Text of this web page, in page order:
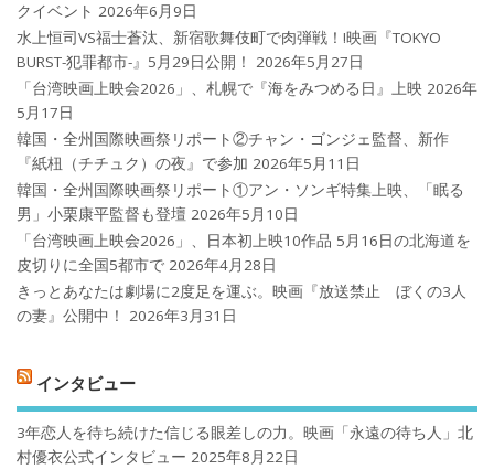
クイベント 2026年6月9日
水上恒司VS福士蒼汰、新宿歌舞伎町で肉弾戦！!映画『TOKYO
BURST-犯罪都市-』5月29日公開！
2026年5月27日
「台湾映画上映会2026」、札幌で『海をみつめる日』上映 2026年
5月17日
韓国・全州国際映画祭リポート②チャン・ゴンジェ監督、新作
『紙杻（チチュク）の夜』で参加 2026年5月11日
韓国・全州国際映画祭リポート①アン・ソンギ特集上映、「眠る
男」小栗康平監督も登壇 2026年5月10日
「台湾映画上映会2026」、日本初上映10作品 5月16日の北海道を
皮切りに全国5都市で 2026年4月28日
きっとあなたは劇場に2度足を運ぶ。映画『放送禁止 ぼくの3人
の妻』公開中！
2026年3月31日
インタビュー
3年恋人を待ち続けた信じる眼差しの力。映画「永遠の待ち人」北
村優衣公式インタビュー 2025年8月22日